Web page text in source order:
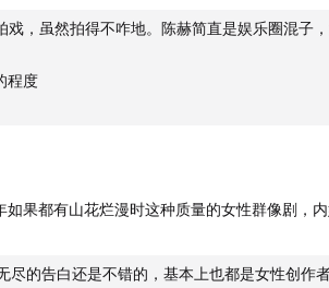
同工作，一步到位​
戏，虽然拍得不咋地。陈赫简直是娱乐圈混子
程度
如果都有山花烂漫时这种质量的女性群像剧，
尽的告白还是不错的，基本上也都是女性创作